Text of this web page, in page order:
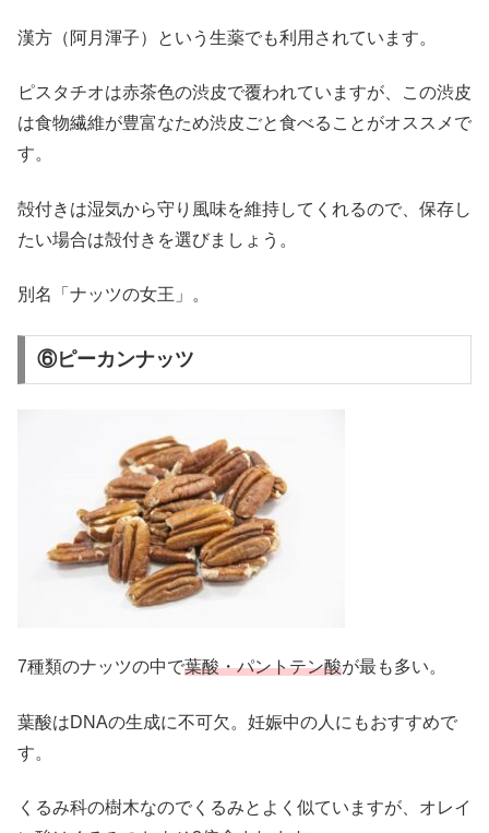
漢方（阿月渾子）という生薬でも利用されています。
ピスタチオは赤茶色の渋皮で覆われていますが、この渋皮
は食物繊維が豊富なため渋皮ごと食べることがオススメで
す。
殻付きは湿気から守り風味を維持してくれるので、保存し
たい場合は殻付きを選びましょう。
別名「ナッツの女王」。
⑥ピーカンナッツ
7種類のナッツの中で葉酸・パントテン酸が最も多い。
葉酸はDNAの生成に不可欠。妊娠中の人にもおすすめで
す。
くるみ科の樹木なのでくるみとよく似ていますが、オレイ